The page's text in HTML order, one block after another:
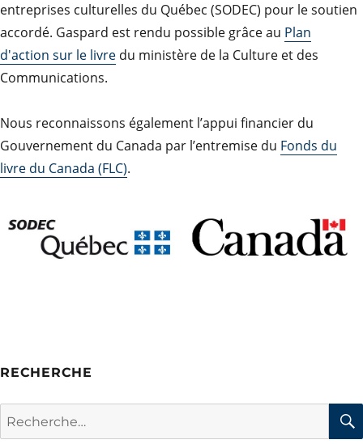
entreprises culturelles du Québec (SODEC) pour le soutien
accordé. Gaspard est rendu possible grâce au Plan
d'action sur le livre du ministère de la Culture et des
Communications.
Nous reconnaissons également l’appui financier du
Gouvernement du Canada par l’entremise du Fonds du
livre du Canada (FLC).
RECHERCHE
Rechercher :